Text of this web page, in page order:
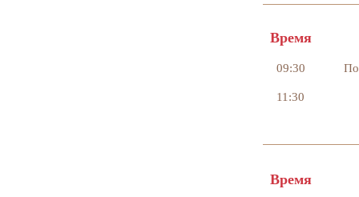
Время
09:30
11:30
Время